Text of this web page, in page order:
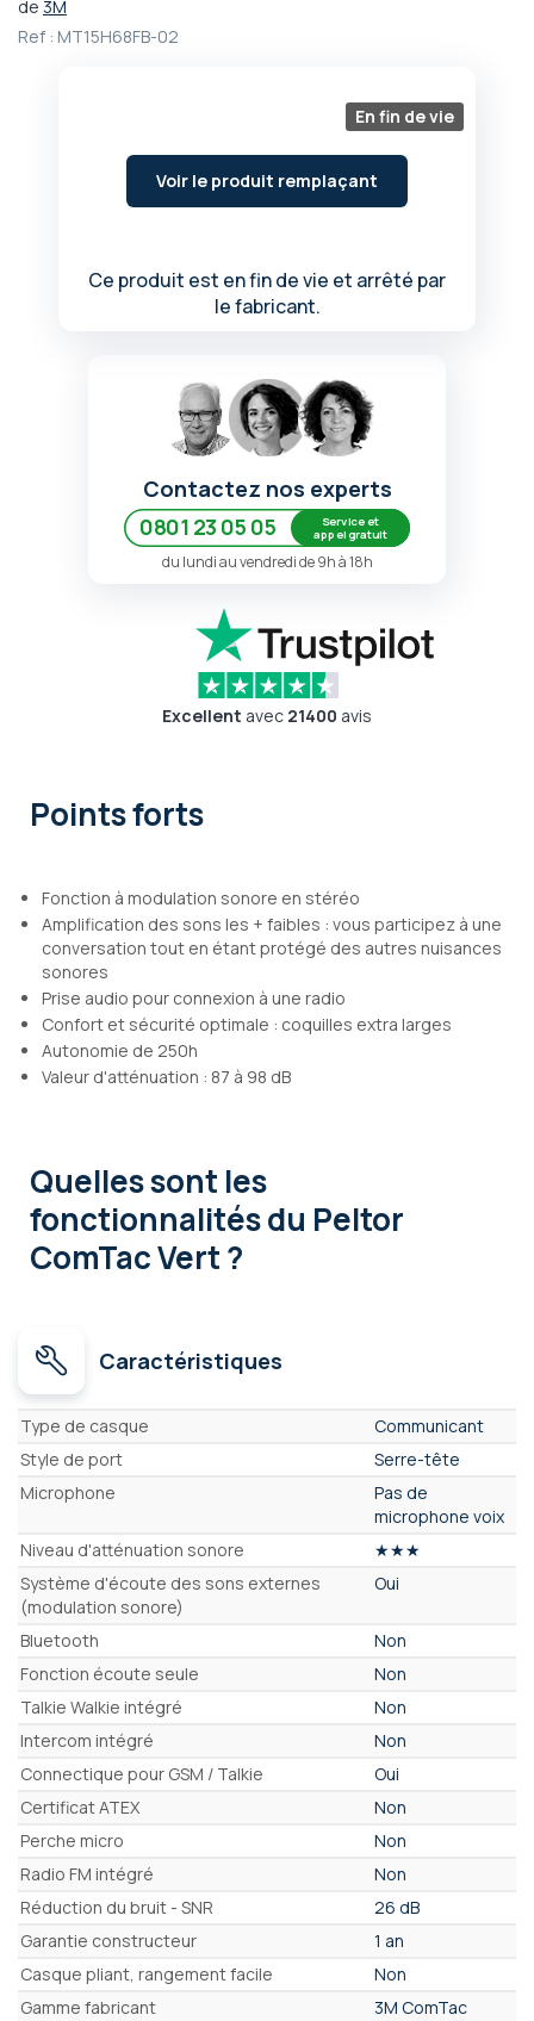
de 3M
Ref : MT15H68FB-02
En fin de vie
Voir le produit remplaçant
Ce produit est en fin de vie et arrêté par
le fabricant.
au
Contactez nos experts
0801 23 05 05
Service et
appel gratuit
du lundi au vendredi de 9h à 18h
Excellent avec 21400 avis
Points forts
Fonction à modulation sonore en stéréo
Amplification des sons les + faibles : vous participez à une
conversation tout en étant protégé des autres nuisances
sonores
Prise audio pour connexion à une radio
Confort et sécurité optimale : coquilles extra larges
Autonomie de 250h
Valeur d'atténuation : 87 à 98 dB
Quelles sont les
fonctionnalitésdu Peltor
ComTac Vert ?
Caractéristiques
Caractéristiques
Type de casque
Communicant
Style de port
Serre-tête
Microphone
Pas de
microphone voix
Niveau d'atténuation sonore
★★★
Système d'écoute des sons externes
(modulation sonore)
Oui
Bluetooth
Non
Fonction écoute seule
Non
Talkie Walkie intégré
Non
Intercom intégré
Non
Connectique pour GSM / Talkie
Oui
Certificat ATEX
Non
Perche micro
Non
Radio FM intégré
Non
Réduction du bruit - SNR
26 dB
Garantie constructeur
1 an
Casque pliant, rangement facile
Non
Gamme fabricant
3M ComTac